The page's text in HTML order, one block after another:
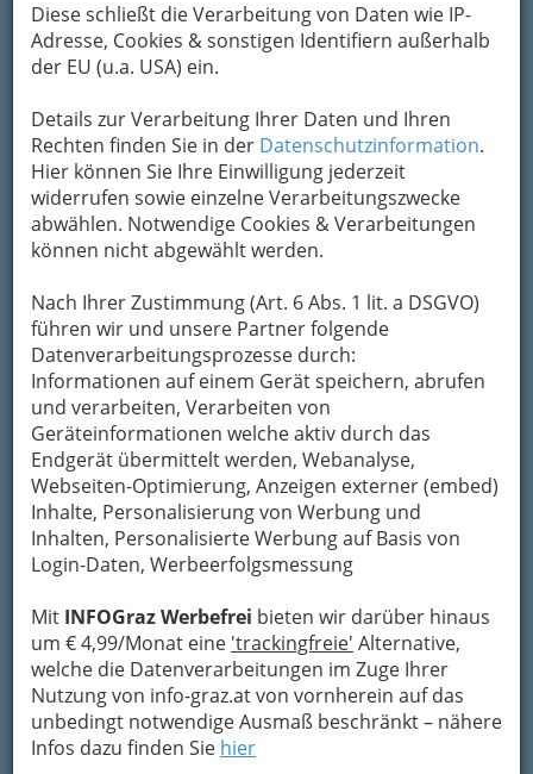
Diese schließt die Verarbeitung von Daten wie IP-
Adresse, Cookies & sonstigen Identifiern außerhalb
der EU (u.a. USA) ein.
Details zur Verarbeitung Ihrer Daten und Ihren
Rechten finden Sie in der Datenschutzinformation.
Hier können Sie Ihre Einwilligung jederzeit
widerrufen sowie einzelne Verarbeitungszwecke
abwählen. Notwendige Cookies & Verarbeitungen
können nicht abgewählt werden.
Nach Ihrer Zustimmung (Art. 6 Abs. 1 lit. a DSGVO)
führen wir und unsere Partner folgende
Datenverarbeitungsprozesse durch:
Informationen auf einem Gerät speichern, abrufen
und verarbeiten, Verarbeiten von
Geräteinformationen welche aktiv durch das
Endgerät übermittelt werden, Webanalyse,
Webseiten-Optimierung, Anzeigen externer (embed)
Inhalte, Personalisierung von Werbung und
Inhalten, Personalisierte Werbung auf Basis von
Login-Daten, Werbeerfolgsmessung
Mit INFOGraz Werbefrei bieten wir darüber hinaus
um € 4,99/Monat eine 'trackingfreie' Alternative,
welche die Datenverarbeitungen im Zuge Ihrer
Nutzung von info-graz.at von vornherein auf das
unbedingt notwendige Ausmaß beschränkt – nähere
Infos dazu finden Sie hier
Roseggerkai 3, 8010 Graz
+43 316 823 533-0
+43 316 823 533-50
E-Mail
Karte & Routenplaner
Eintrag ändern
Kategorien
DESTILLERIE FRANZ BAUER GmbH
Prankergasse 29 -31, 8020 Graz
+43 316 770-0
+43 316 770 130
E-Mail
Karte & Routenplaner
Eintrag ändern
Kategorien